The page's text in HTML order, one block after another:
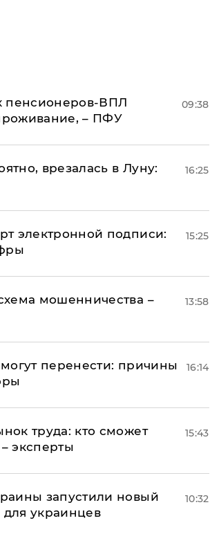
пенсионеров-ВПЛ
– ПФУ
09:38
врезалась в Луну:
16:25
электронной подписи:
15:25
мошенничества –
13:58
перенести: причины
16:14
труда: кто сможет
эксперты
15:43
запустили новый
украинцев
10:32